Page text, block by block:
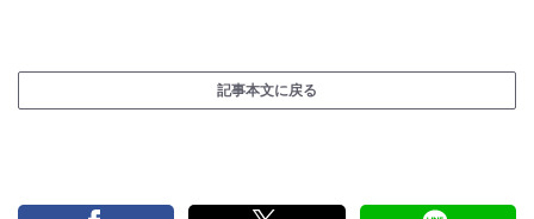
記事本文に戻る